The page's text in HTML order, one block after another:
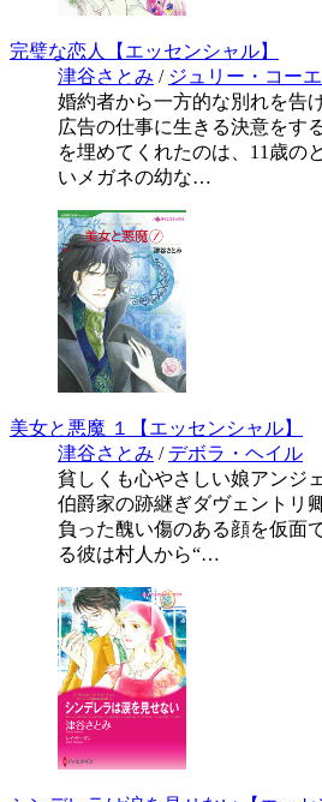
完璧な恋人【エッセンシャル】
津谷さとみ / ジュリー・コー
婚約者から一方的な別れを告
広告の仕事に生きる決意をす
を埋めてくれたのは、11歳の
いメガネの幼な…
美女と悪魔 １【エッセンシャル】
津谷さとみ / デボラ・ヘイル
貧しくも心やさしい娘アンジ
伯爵家の跡継ぎダヴェントリ
負った醜い傷のある顔を仮面
る彼は村人から“…